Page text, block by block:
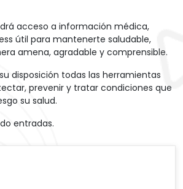
acceso a información médica,
útil para mantenerte saludable,
amena, agradable y comprensible.
disposición todas las herramientas
prevenir y tratar condiciones que
su salud.
entradas.